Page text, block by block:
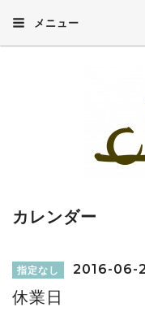
メニュー
カレンダー
指定なし 2016-06-
休業日